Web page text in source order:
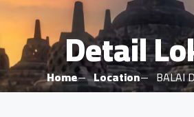
Detail
Home Location BALAI